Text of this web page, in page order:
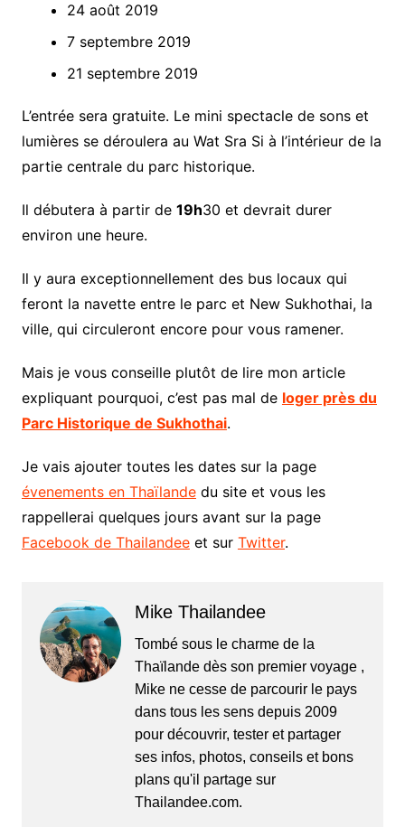
24 août 2019
7 septembre 2019
21 septembre 2019
L’entrée sera gratuite. Le mini spectacle de sons et
lumières se déroulera au Wat Sra Si à l’intérieur de la
partie centrale du parc historique.
Il débutera à partir de 19h30 et devrait durer
environ une heure.
Il y aura exceptionnellement des bus locaux qui
feront la navette entre le parc et New Sukhothai, la
ville, qui circuleront encore pour vous ramener.
Mais je vous conseille plutôt de lire mon article
expliquant pourquoi, c’est pas mal de loger près du
Parc Historique de Sukhothai.
Je vais ajouter toutes les dates sur la page
évenements en Thaïlandedu site et vous les
rappellerai quelques jours avant sur la page
Facebook de Thailandeeet sur Twitter.
Mike Thailandee
Tombé sous le charme de la
Thaïlande dès son premier voyage ,
Mike ne cesse de parcourir le pays
dans tous les sens depuis 2009
pour découvrir, tester et partager
ses infos, photos, conseils et bons
plans qu'il partage sur
Thailandee.com.